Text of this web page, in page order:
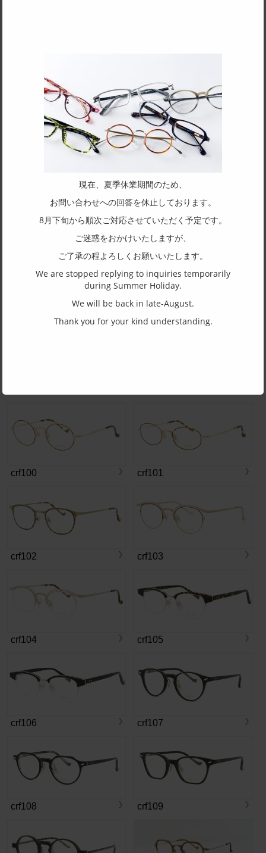
CRF-501F CRF-501H
CRF-502F CRF-502H
CRF-503H
crf100 crf101
crf102 crf103
crf104 crf105
crf106 crf107
crf108 crf109
現在、夏季休業期間のため、
お問い合わせへの回答を休止しております。
8月下旬から順次ご対応させていただく予定です。
ご迷惑をおかけいたしますが、
ご了承の程よろしくお願いいたします。
We are stopped replying to inquiries temporarily
during Summer Holiday.
We will be back in late-August.
Thank you for your kind understanding.